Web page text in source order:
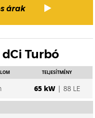
árak
dCi Turbó
TELJESÍTMÉNY
65 kW| 88 LE